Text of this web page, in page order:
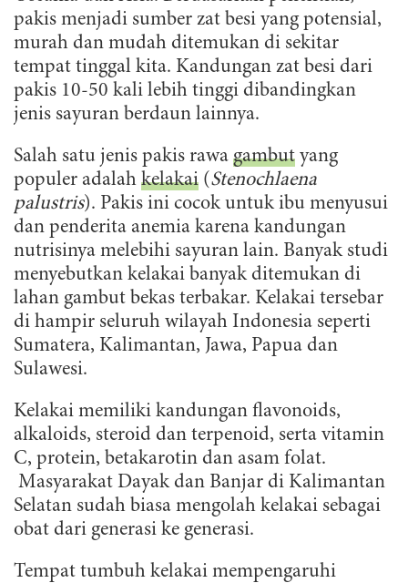
pakis menjadi sumber zat besi yang potensial,
murah dan mudah ditemukan di sekitar
tempat tinggal kita. Kandungan zat besi dari
pakis 10-50 kali lebih tinggi dibandingkan
jenis sayuran berdaun lainnya.
Salah satu jenis pakis rawa gambut yang
populer adalah kelakai (Stenochlaena
palustris). Pakis ini cocok untuk ibu menyusui
dan penderita anemia karena kandungan
nutrisinya melebihi sayuran lain. Banyak studi
menyebutkan kelakai banyak ditemukan di
lahan gambut bekas terbakar. Kelakai tersebar
di hampir seluruh wilayah Indonesia seperti
Sumatera, Kalimantan, Jawa, Papua dan
Sulawesi.
Kelakai memiliki kandungan flavonoids,
alkaloids, steroid dan terpenoid, serta vitamin
C, protein, betakarotin dan asam folat.
Masyarakat Dayak dan Banjar di Kalimantan
Selatan sudah biasa mengolah kelakai sebagai
obat dari generasi ke generasi.
Tempat tumbuh kelakai mempengaruhi